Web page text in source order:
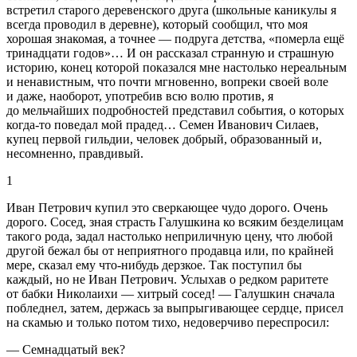
встретил старого деревенского друга (школьные каникулы я
всегда проводил в деревне), который сообщил, что моя
хорошая знакомая, а точнее — подруга детства, «померла ещё
тринадцати годов»… И он рассказал странную и страшную
историю, конец которой показался мне настолько нереальным
и ненавистным, что почти мгновенно, вопреки своей воле
и даже, наоборот, употребив всю волю против, я
до мельчайших подробностей представил события, о которых
когда-то поведал мой прадед… Семен Иванович Силаев,
купец первой гильдии, человек добрый, образованный и,
несомненно, правдивый.
1
Иван Петрович купил это сверкающее чудо дорого. Очень
дорого. Сосед, зная страсть Галушкина ко всяким безделицам
такого рода, задал настолько неприличную цену, что любой
другой бежал бы от неприятного продавца или, по крайней
мере, сказал ему что-нибудь дерзкое. Так поступил бы
каждый, но не Иван Петрович. Услыхав о редком раритете
от бабки Николаихи — хитрый сосед! — Галушкин сначала
побледнел, затем, держась за выпрыгивающее сердце, присел
на скамью и только потом тихо, недоверчиво переспросил:
— Семнадцатый век?